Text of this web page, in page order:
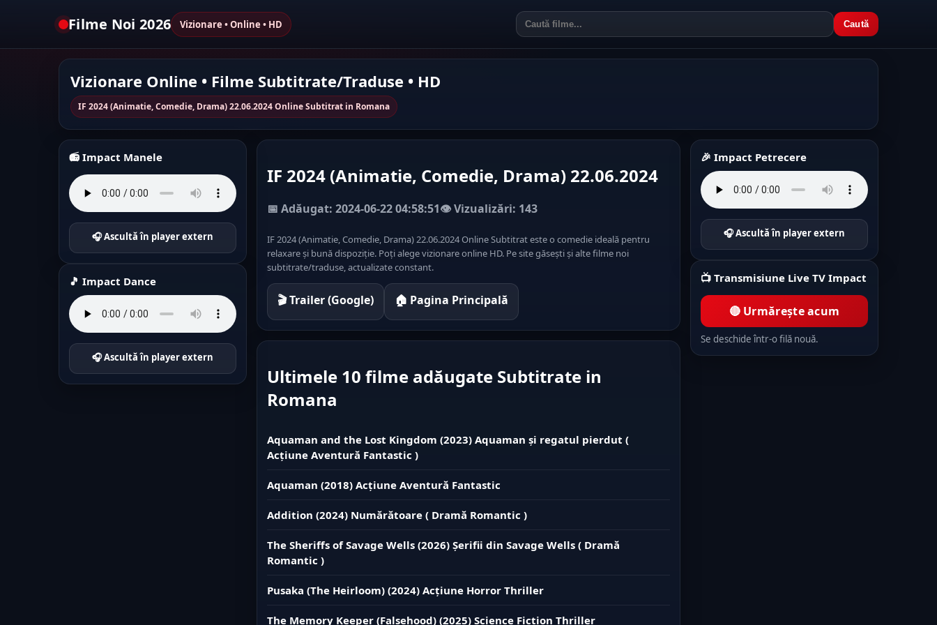
Filme Noi 2026 Vizionare • Online • HD Caută
Vizionare Online • Filme Subtitrate/Traduse • HD
IF 2024 (Animatie, Comedie, Drama) 22.06.2024 Online Subtitrat in Romana
📻 Impact Manele
🎧 Ascultă în player extern
🎵 Impact Dance
🎧 Ascultă în player extern
IF 2024 (Animatie, Comedie, Drama) 22.06.2024
📅 Adăugat: 2024-06-22 04:58:51👁️ Vizualizări: 143
IF 2024 (Animatie, Comedie, Drama) 22.06.2024 Online Subtitrat este o comedie ideală pentru
relaxare și bună dispoziție. Poți alege vizionare online HD. Pe site găsești și alte filme noi
subtitrate/traduse, actualizate constant.
🎬 Trailer (Google) 🏠 Pagina Principală
Ultimele 10 filme adăugate Subtitrate in
Romana
Aquaman and the Lost Kingdom (2023) Aquaman și regatul pierdut (
Acțiune Aventură Fantastic )
Aquaman (2018) Acțiune Aventură Fantastic
Addition (2024) Numărătoare ( Dramă Romantic )
The Sheriffs of Savage Wells (2026) Șerifii din Savage Wells ( Dramă
Romantic )
Pusaka (The Heirloom) (2024) Acțiune Horror Thriller
The Memory Keeper (Falsehood) (2025) Science Fiction Thriller
🎉 Impact Petrecere
🎧 Ascultă în player extern
📺 Transmisiune Live TV Impact
🔴 Urmărește acum
Se deschide într-o filă nouă.